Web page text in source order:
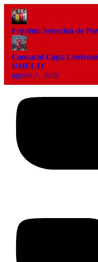
Fepafut: Selección de
Concacaf Copa
UMECIT
agosto 7, 2026